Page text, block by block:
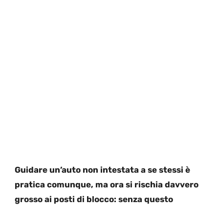
Guidare un’auto non intestata a se stessi è
pratica comunque, ma ora si rischia davvero
grosso ai posti di blocco: senza questo